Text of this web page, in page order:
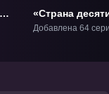
«Страна
тысяч чудес
Добавлена 64